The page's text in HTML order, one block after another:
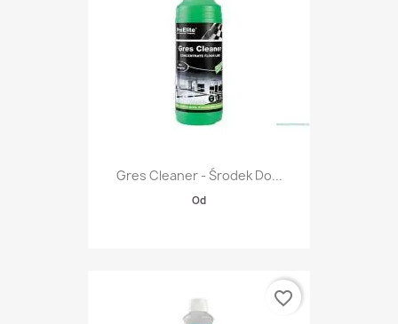
Gres Cleaner - Środek Do...
Od
favorite_border